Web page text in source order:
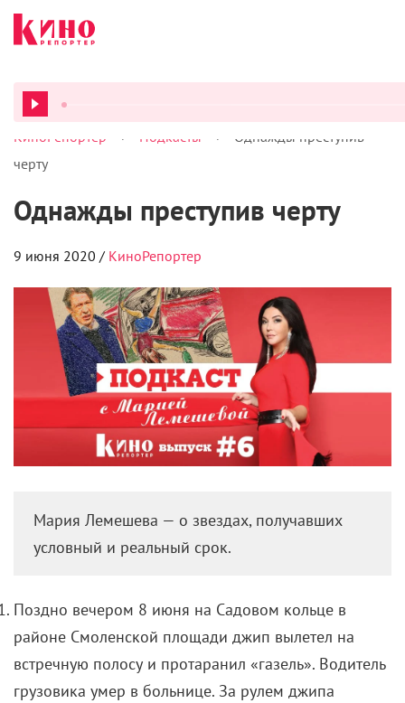
ВСЕ ПОДКАСТЫ
КиноРепортер > Подкасты >
Однажды преступив
черту
Однажды преступив черту
9 июня 2020 / КиноРепортер
Мария Лемешева — о звездах, получавших
условный и реальный срок.
Поздно вечером 8 июня на Садовом кольце в
районе Смоленской площади джип вылетел на
встречную полосу и протаранил «газель». Водитель
грузовика умер в больнице. За рулем джипа